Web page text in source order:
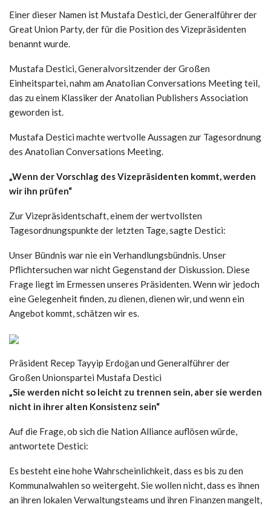
Einer dieser Namen ist Mustafa Destici, der Generalführer der
Great Union Party, der für die Position des Vizepräsidenten
benannt wurde.
Mustafa Destici, Generalvorsitzender der Großen
Einheitspartei, nahm am Anatolian Conversations Meeting teil,
das zu einem Klassiker der Anatolian Publishers Association
geworden ist.
Mustafa Destici machte wertvolle Aussagen zur Tagesordnung
des Anatolian Conversations Meeting.
„Wenn der Vorschlag des Vizepräsidenten kommt, werden
wir ihn prüfen“
Zur Vizepräsidentschaft, einem der wertvollsten
Tagesordnungspunkte der letzten Tage, sagte Destici:
Unser Bündnis war nie ein Verhandlungsbündnis. Unser
Pflichtersuchen war nicht Gegenstand der Diskussion. Diese
Frage liegt im Ermessen unseres Präsidenten. Wenn wir jedoch
eine Gelegenheit finden, zu dienen, dienen wir, und wenn ein
Angebot kommt, schätzen wir es.
Präsident Recep Tayyip Erdoğan und Generalführer der
Großen Unionspartei Mustafa Destici
„Sie werden nicht so leicht zu trennen sein, aber sie werden
nicht in ihrer alten Konsistenz sein“
Auf die Frage, ob sich die Nation Alliance auflösen würde,
antwortete Destici:
Es besteht eine hohe Wahrscheinlichkeit, dass es bis zu den
Kommunalwahlen so weitergeht. Sie wollen nicht, dass es ihnen
an ihren lokalen Verwaltungsteams und ihren Finanzen mangelt,